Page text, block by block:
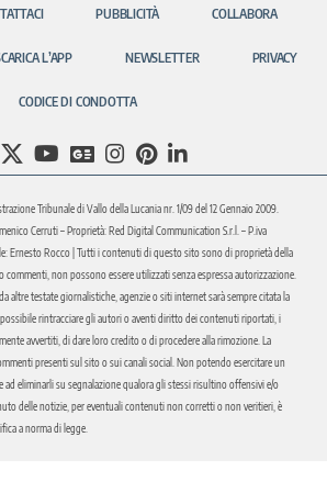
PUBBLICITÀ COLLABORA
L’APP NEWSLETTER PRIVACY
CODICE DI CONDOTTA
Tribunale di Vallo della Lucania nr. 1/09 del 12 Gennaio 2009.
Cerruti – Proprietà: Red Digital Communication S.r.l. – P.iva
Ernesto Rocco | Tutti i contenuti di questo sito sono di proprietà della
commenti, non possono essere utilizzati senza espressa autorizzazione.
altre testate giornalistiche, agenzie o siti internet sarà sempre citata la
rintracciare gli autori o aventi diritto dei contenuti riportati, i
avvertiti, di dare loro credito o di procedere alla rimozione. La
presenti sul sito o sui canali social. Non potendo esercitare un
eliminarli su segnalazione qualora gli stessi risultino offensivi e/o
delle notizie, per eventuali contenuti non corretti o non veritieri, è
a norma di legge.